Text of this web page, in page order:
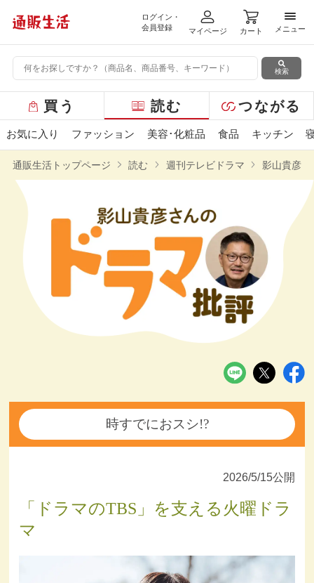
ログイン・
会員登録
マイページ カート
メニ
メニュー
検索
ー
バ
買う 読む つながる
お気に入り ファッション 美容･化粧品 食品 キッチン
通販生活トップページ 読む 週刊テレビドラマ 影山貴彦さ
時すでにおスシ!?
2026/5/15公開
「ドラマのTBS」を支える火曜ドラ
マ